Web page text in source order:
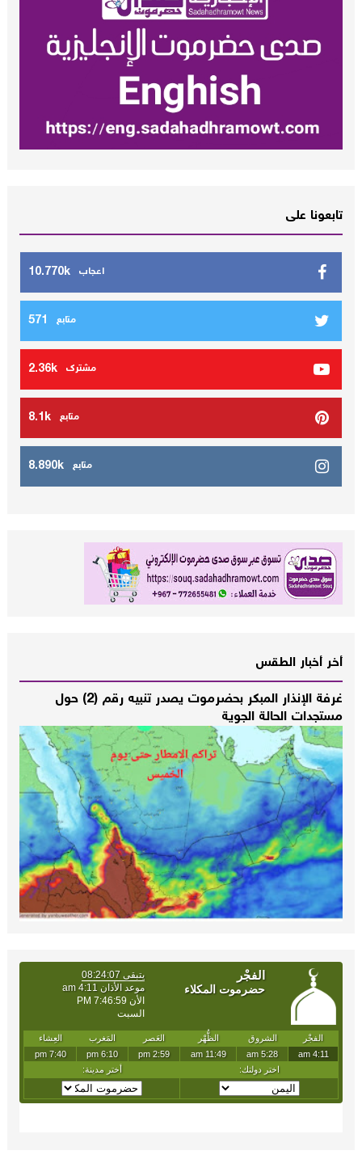
تابعونا على
10.770k اعجاب
571 متابع
2.36k مشترك
8.1k متابع
8.890k متابع
أخر أخبار الطقس
غرفة الإنذار المبكر بحضرموت يصدر تنبيه رقم (2) حول
مستجدات الحالة الجوية